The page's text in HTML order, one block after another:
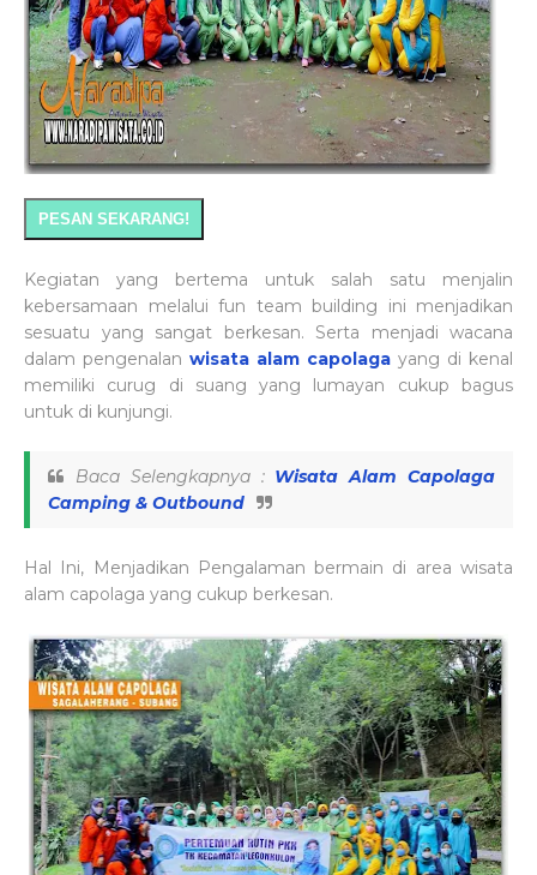
PESAN SEKARANG!
Kegiatan yang bertema untuk salah satu menjalin
kebersamaan melalui fun team building ini menjadikan
sesuatu yang sangat berkesan. Serta menjadi wacana
dalam pengenalan wisata alam capolaga yang di kenal
memiliki curug di suang yang lumayan cukup bagus
untuk di kunjungi.
Baca Selengkapnya : Wisata Alam Capolaga
Camping & Outbound
Hal Ini, Menjadikan Pengalaman bermain di area wisata
alam capolaga yang cukup berkesan.